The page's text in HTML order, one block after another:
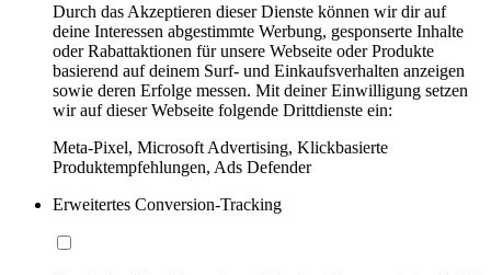
Durch das Akzeptieren dieser Dienste können wir dir auf
deine Interessen abgestimmte Werbung, gesponserte Inhalte
oder Rabattaktionen für unsere Webseite oder Produkte
basierend auf deinem Surf- und Einkaufsverhalten anzeigen
sowie deren Erfolge messen. Mit deiner Einwilligung setzen
wir auf dieser Webseite folgende Drittdienste ein:
Meta-Pixel, Microsoft Advertising, Klickbasierte
Produktempfehlungen, Ads Defender
Erweitertes Conversion-Tracking